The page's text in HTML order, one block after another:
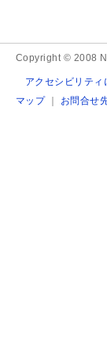
Copyright © 2008
アクセシビリティ
マップ｜ お問合せ